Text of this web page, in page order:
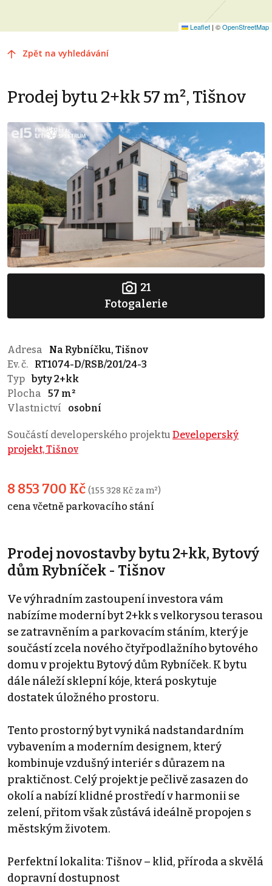
Leaflet | ©OpenStreetMap
Zpět na vyhledávání
Prodej bytu 2+kk 57 m², Tišnov
21
Fotogalerie
Adresa
Na Rybníčku, Tišnov
Ev. č.
RT1074-D/RSB/201/24-3
Typ byty 2+kk
Plocha
57 m²
Vlastnictví
osobní
Součástí developerského projektu Developerský
projekt, Tišnov
8 853 700 Kč (155 328 Kč za m²)
cena včetně parkovacího stání
Prodej novostavby bytu 2+kk, Bytový
dům Rybníček - Tišnov
Ve výhradním zastoupení investora vám
nabízíme moderní byt 2+kk s velkorysou terasou
se zatravněním a parkovacím stáním, který je
součástí zcela nového čtyřpodlažního bytového
domu v projektu Bytový dům Rybníček. K bytu
dále náleží sklepní kóje, která poskytuje
dostatek úložného prostoru.
Tento prostorný byt vyniká nadstandardním
vybavením a moderním designem, který
kombinuje vzdušný interiér s důrazem na
praktičnost. Celý projekt je pečlivě zasazen do
okolí a nabízí klidné prostředí v harmonii se
zelení, přitom však zůstává ideálně propojen s
městským životem.
Perfektní lokalita: Tišnov – klid, příroda a skvělá
dopravní dostupnost